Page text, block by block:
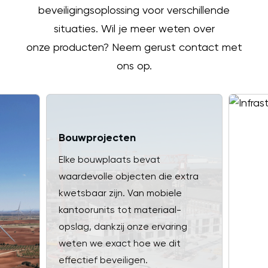
beveiligingsoplossing voor verschillende
situaties. Wil je meer weten over
onze producten? Neem gerust contact met
ons op.
Bouwprojecten
Elke bouwplaats bevat
waardevolle objecten die extra
kwetsbaar zijn. Van mobiele
kantoorunits tot materiaal-
opslag, dankzij onze ervaring
weten we exact hoe we dit
effectief beveiligen.